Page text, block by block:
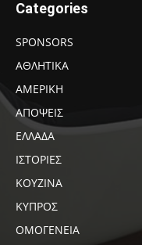
Categories
SPONSORS
ΑΘΛΗΤΙΚΑ
ΑΜΕΡΙΚΗ
ΑΠΟΨΕΙΣ
ΕΛΛΑΔΑ
ΙΣΤΟΡΙΕΣ
ΚΟΥΖΙΝΑ
ΚΥΠΡΟΣ
ΟΜΟΓΕΝΕΙΑ